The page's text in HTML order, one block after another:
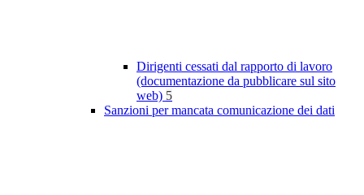
Dirigenti cessati dal rapporto di lavoro
(documentazione da pubblicare sul sito
web) 5
Sanzioni per mancata comunicazione dei dati